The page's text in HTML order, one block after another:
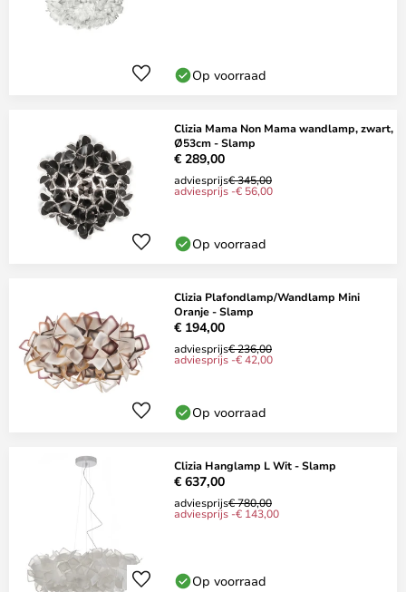
Op voorraad
Clizia Mama Non Mama wandlamp, zwart,
Ø53cm - Slamp
€ 289,00
adviesprijs€ 345,00
adviesprijs -€ 56,00
Op voorraad
Clizia Plafondlamp/Wandlamp Mini
Oranje - Slamp
€ 194,00
adviesprijs€ 236,00
adviesprijs -€ 42,00
Op voorraad
Clizia Hanglamp L Wit - Slamp
€ 637,00
adviesprijs€ 780,00
adviesprijs -€ 143,00
Op voorraad